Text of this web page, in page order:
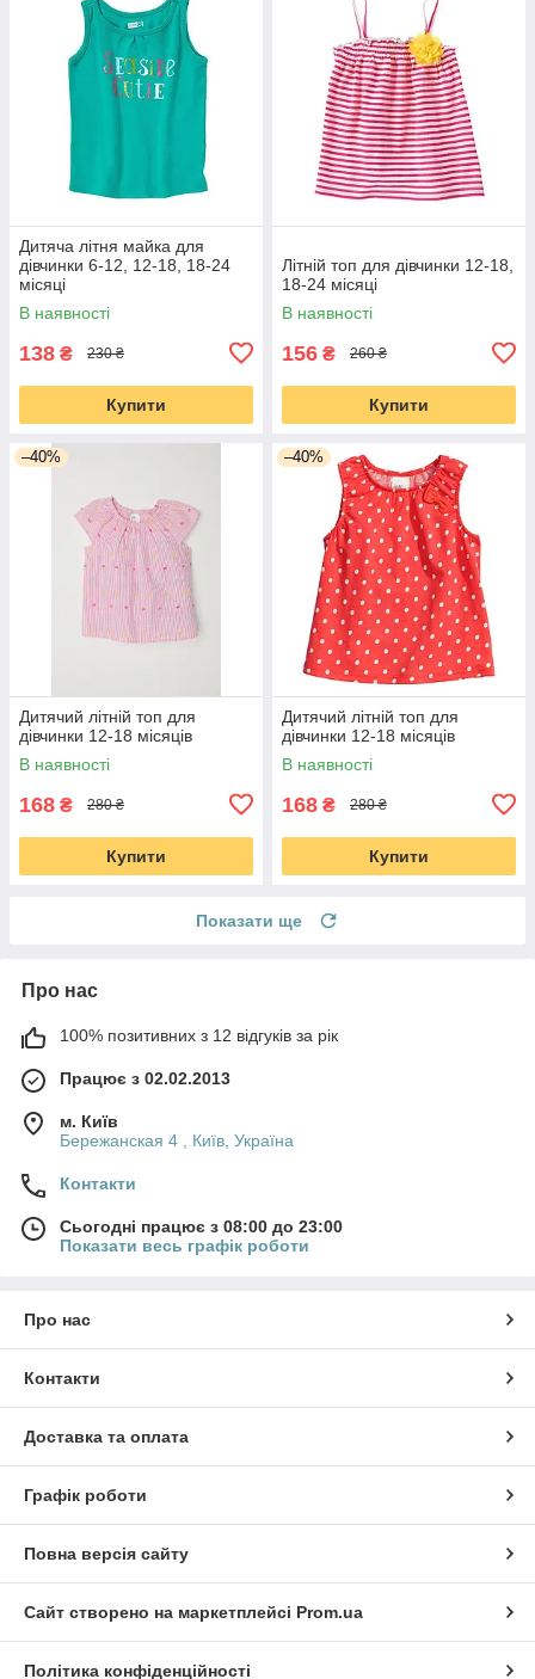
Дитяча літня майка для
дівчинки 6-12, 12-18, 18-24
місяці
В наявності
138 ₴ 230 ₴
Купити
Літній топ для дівчинки 12-18,
18-24 місяці
В наявності
156 ₴ 260 ₴
Купити
–40%
Дитячий літній топ для
дівчинки 12-18 місяців
В наявності
168 ₴ 280 ₴
Купити
–40%
Дитячий літній топ для
дівчинки 12-18 місяців
В наявності
168 ₴ 280 ₴
Купити
Показати ще
Про нас
100% позитивних з 12 відгуків за рік
Працює з 02.02.2013
м. Київ
Бережанская 4 , Київ, Україна
Контакти
Сьогодні працює з 08:00 до 23:00
Показати весь графік роботи
Про нас
Контакти
Доставка та оплата
Графік роботи
Повна версія сайту
Сайт створено на маркетплейсі Prom.ua
Політика конфіденційності